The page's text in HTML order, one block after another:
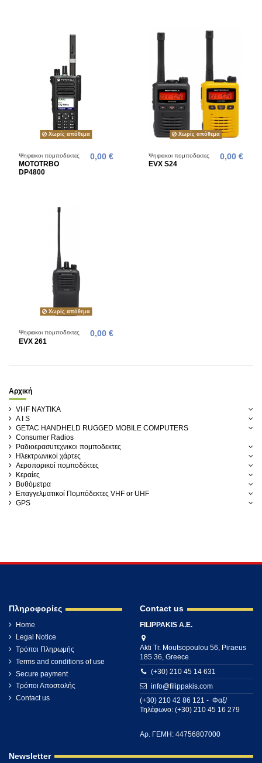
Χωρίς απόθεμα
Ψηφιακοι πομποδεκτες
MOTOTRBO
DP4800
0,00 €
Χωρίς απόθεμα
Ψηφιακοι πομποδεκτες
EVX S24
0,00 €
Χωρίς απόθεμα
Ψηφιακοι πομποδεκτες
EVX 261
0,00 €
Αρχική
VHF ΝΑΥΤΙΚΑ
A I S
GETAC HANDHELD RUGGED MOBILE COMPUTERS
Consumer Radios
Ραδιοερασυτεχνικοι πομποδεκτες
Ηλεκτρωνικοί χάρτες
Αεροπορικοί πομποδέκτες
Κεραίες
Βυθόμετρα
Επαγγελματικοί Πομπόδεκτες VHF or UHF
GPS
Πληροφορίες
Home
Legal Notice
Τρόποι Πληρωμής
Terms and conditions of use
Secure payment
Τρόποι Αποστολής
Contact us
Contact us
FILIPPAKIS A.E.
Akti Tr. Moutsopoulou 56, Piraeus
185 36, Greece
(+30) 210 45 14 631
info@filippakis.com
(+30) 210 42 86 121 - Φαξ/
Τηλέφωνο: (+30) 210 45 16 279
Αρ. ΓΕΜΗ: 44756807000
Newsletter